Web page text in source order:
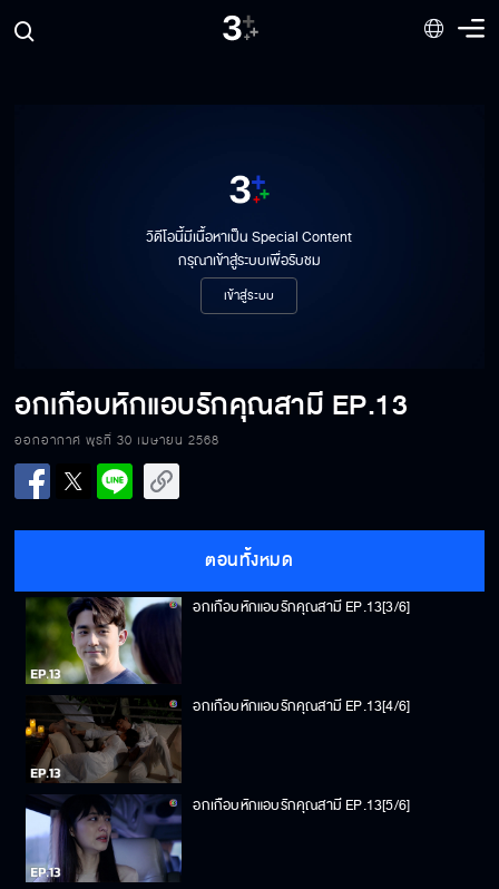
วิดีโอนี้มีเนื้อหาเป็น Special Content
กรุณาเข้าสู่ระบบเพื่อรับชม
เข้าสู่ระบบ
อกเกือบหักแอบรักคุณสามี EP.13
ออกอากาศ พุธที่ 30 เมษายน 2568
ตอนทั้งหมด
อกเกือบหักแอบรักคุณสามี EP.13[1/6]
อกเกือบหักแอบรักคุณสามี EP.13[3/6]
อกเกือบหักแอบรักคุณสามี EP.13[4/6]
อกเกือบหักแอบรักคุณสามี EP.13[5/6]